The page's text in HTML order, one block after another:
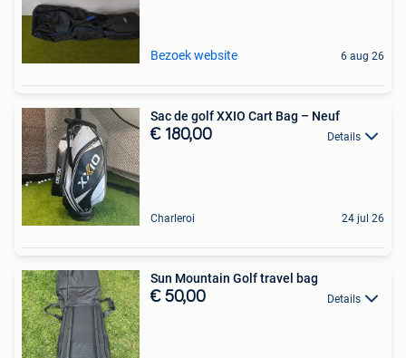
Bezoek website 6 aug 26
Sac de golf XXIO Cart Bag – Neuf
€ 180,00 Details
Charleroi 24 jul 26
Sun Mountain Golf travel bag
€ 50,00 Details